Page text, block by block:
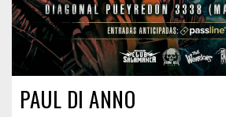
PAUL DI ANNO